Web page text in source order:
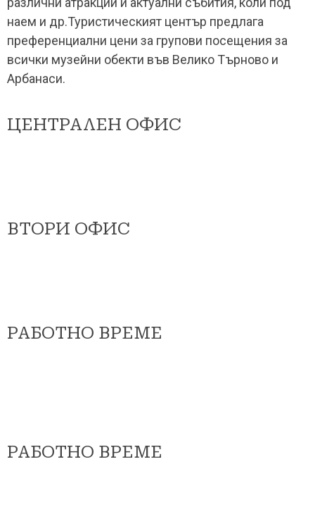
наем и др.Туристическият център предлага
преференциални цени за групови посещения за
всички музейни обекти във Велико Търново и
Арбанаси.
ЦЕНТРАЛЕН ОФИС
ВТОРИ ОФИС
РАБОТНО ВРЕМЕ
РАБОТНО ВРЕМЕ